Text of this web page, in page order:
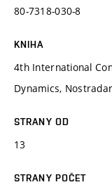
80-7318-030-8
KNIHA
4th International
Dynamics,
STRANY OD
13
STRANY POČET